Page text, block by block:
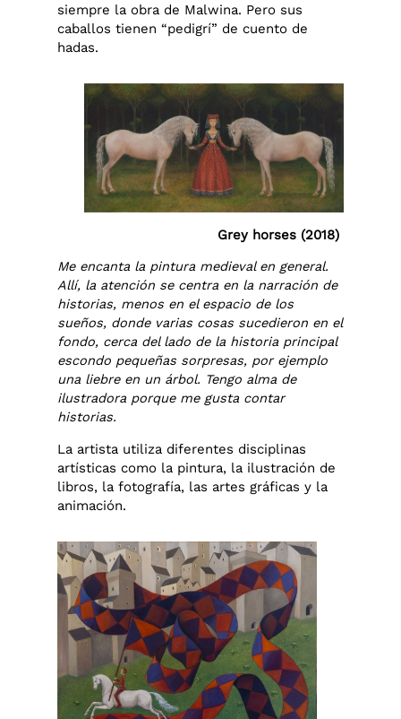
siempre la obra de Malwina. Pero sus
caballos tienen “pedigrí” de cuento de
hadas.
Grey horses (2018)
Me encanta la pintura medieval en general.
Allí, la atención se centra en la narración de
historias, menos en el espacio de los
sueños, donde varias cosas sucedieron en el
fondo, cerca del lado de la historia principal
escondo pequeñas sorpresas, por ejemplo
una liebre en un árbol. Tengo alma de
ilustradora porque me gusta contar
historias.
La artista utiliza diferentes disciplinas
artísticas como la pintura, la ilustración de
libros, la fotografía, las artes gráficas y la
animación.